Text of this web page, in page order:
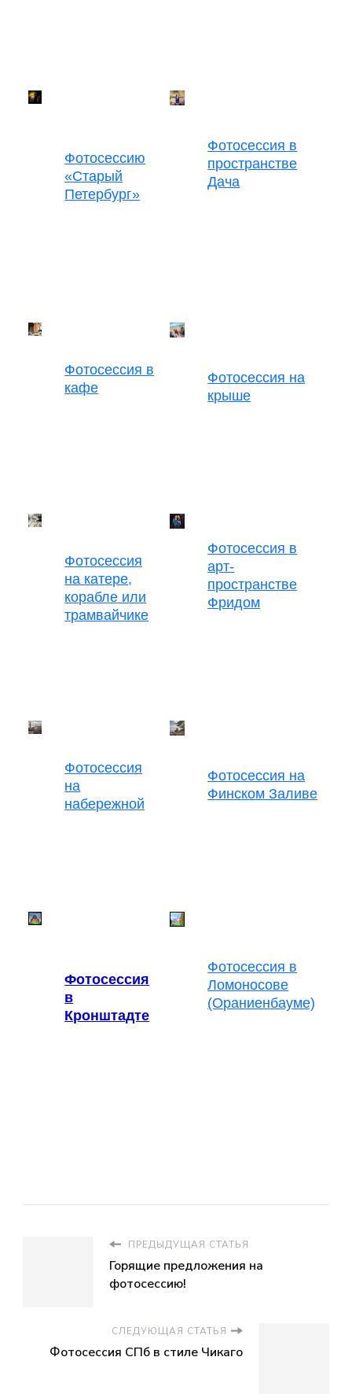
Фотосессию
«Старый
Петербург»
Фотосессия в
пространстве
Дача
Фотосессия в
кафе
Фотосессия на
крыше
Фотосессия
на катере,
корабле или
трамвайчике
Фотосессия в
арт-
пространстве
Фридом
Фотосессия
на
набережной
Фотосессия на
Финском Заливе
Фотосессия
в
Кронштадте
Фотосессия в
Ломоносове
(Ораниенбауме)
ПРЕДЫДУЩАЯ СТАТЬЯ
Горящие предложения на
фотосессию!
СЛЕДУЮЩАЯ СТАТЬЯ
Фотосессия СПб в стиле Чикаго